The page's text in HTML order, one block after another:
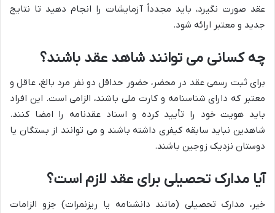
عقد صورت نگیرد، باید مجدداً آزمایشات را انجام دهید تا نتایج
جدید و معتبر ارائه شود.
چه کسانی می توانند شاهد عقد باشند؟
برای ثبت رسمی عقد در محضر، حضور حداقل دو نفر مرد بالغ، عاقل و
معتبر که دارای شناسنامه و کارت ملی باشند، الزامی است. این افراد
باید هویت خود را تأیید کرده و اسناد عقدنامه را امضا کنند.
شاهدین نباید سابقه کیفری داشته باشند و می توانند از بستگان یا
دوستان نزدیک زوجین باشند.
آیا مدارک تحصیلی برای عقد لازم است؟
خیر، مدارک تحصیلی (مانند دانشنامه یا ریزنمرات) جزو الزامات